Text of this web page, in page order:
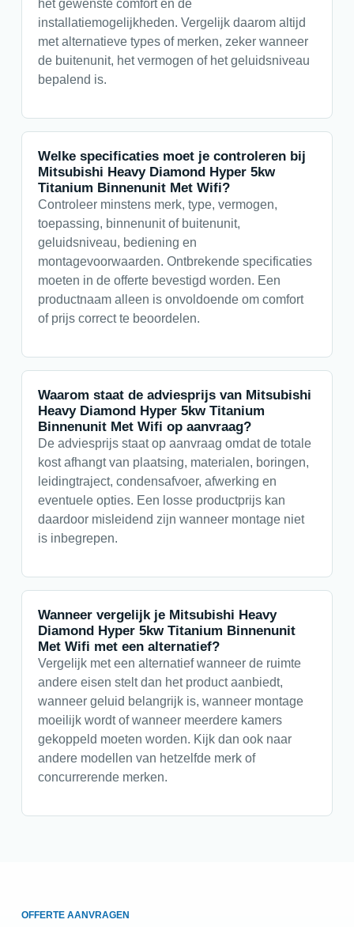
het gewenste comfort en de
installatiemogelijkheden. Vergelijk daarom altijd
met alternatieve types of merken, zeker wanneer
de buitenunit, het vermogen of het geluidsniveau
bepalend is.
Welke specificaties moet je controleren bij
Mitsubishi Heavy Diamond Hyper 5kw
Titanium Binnenunit Met Wifi?
Controleer minstens merk, type, vermogen,
toepassing, binnenunit of buitenunit,
geluidsniveau, bediening en
montagevoorwaarden. Ontbrekende specificaties
moeten in de offerte bevestigd worden. Een
productnaam alleen is onvoldoende om comfort
of prijs correct te beoordelen.
Waarom staat de adviesprijs van Mitsubishi
Heavy Diamond Hyper 5kw Titanium
Binnenunit Met Wifi op aanvraag?
De adviesprijs staat op aanvraag omdat de totale
kost afhangt van plaatsing, materialen, boringen,
leidingtraject, condensafvoer, afwerking en
eventuele opties. Een losse productprijs kan
daardoor misleidend zijn wanneer montage niet
is inbegrepen.
Wanneer vergelijk je Mitsubishi Heavy
Diamond Hyper 5kw Titanium Binnenunit
Met Wifi met een alternatief?
Vergelijk met een alternatief wanneer de ruimte
andere eisen stelt dan het product aanbiedt,
wanneer geluid belangrijk is, wanneer montage
moeilijk wordt of wanneer meerdere kamers
gekoppeld moeten worden. Kijk dan ook naar
andere modellen van hetzelfde merk of
concurrerende merken.
OFFERTE AANVRAGEN